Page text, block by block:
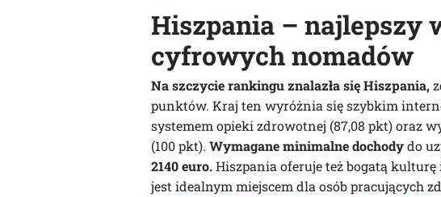
Hiszpania – najlepszy
cyfrowych nomadów
Na szczycie rankingu znalazła się Hiszpania,
punktów. Kraj ten wyróżnia się szybkim
systemem opieki zdrowotnej (87,08 pkt) oraz
(100 pkt). Wymagane minimalne dochodydo
2140 euro.Hiszpania oferuje też bogatą
jest idealnym miejscem dla osób pracujących